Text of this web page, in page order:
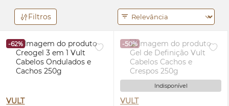
Filtros
-62%
VULT
-50%
Indisponível
VULT